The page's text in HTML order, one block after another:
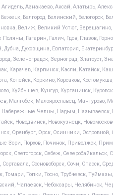
Агидель, Азнакаево, Аксай, Алатырь,
Белгород, Белинский, Белогорск,
Велиж, Великий Устюг,
Поляны, Гагарин, Галич, Гдов, Глазов,
Дубна, Духовщина, Евпатория,
Зеленоградск, Зерноград,
Карачев, Карпинск, Касли, Катайск,
Копейск, Коркино, Корсаков,
Куйбышев, Кунгур, Курганинск,
Малгобек, Малоярославец,
Челны, Надым, Называевск,
Новодвинск, Новокузнецк,
Оренбург, Орск, Осинники, Островной,
Зори, Порхов, Починок, Приволжск,
Светогорск, Себеж,
Сортавала, Сосновоборск, Сочи, Спасск,
Томари, Топки, Тосно, Трубчевск,
Чапаевск, Чебоксары, Челябинск,